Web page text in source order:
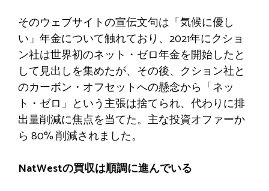
そのウェブサイトの宣伝文句は「気候に優し
い」年金について触れており、2021年にクショ
ン社は世界初のネット・ゼロ年金を開始したと
して見出しを集めたが、その後、クション社と
のカーボン・オフセットへの懸念から「ネッ
ト・ゼロ」という主張は捨てられ、代わりに排
出量削減に焦点を当てた。主な投資オファーか
ら 80% 削減されました。
NatWestの買収は順調に進んでいる